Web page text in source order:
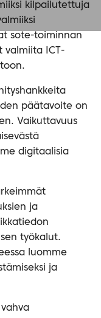
kilpailutettuja
sote-toiminnan
valmiita ICT-
päätavoite on
Vaikuttavuus
digitaalisia
ja
työkalut.
luomme
ja